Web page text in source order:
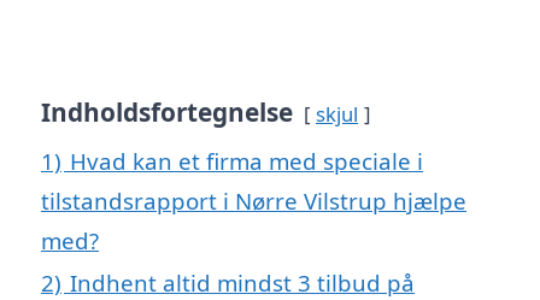
Indholdsfortegnelse skjul
1) Hvad kan et firma med speciale i
tilstandsrapport i Nørre Vilstrup hjælpe
med?
2) Indhent altid mindst 3 tilbud på